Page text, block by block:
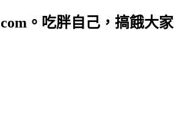
。吃胖自己，搞餓大家